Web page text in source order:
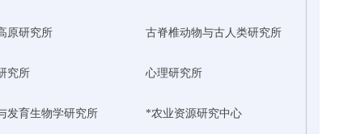
原研究所 古脊椎动物与古人类研究所
究所 心理研究所
发育生物学研究所 *农业资源研究中心